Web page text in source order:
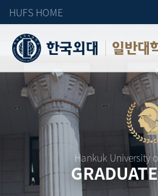
HUFS HOME
일반대
Hankuk University